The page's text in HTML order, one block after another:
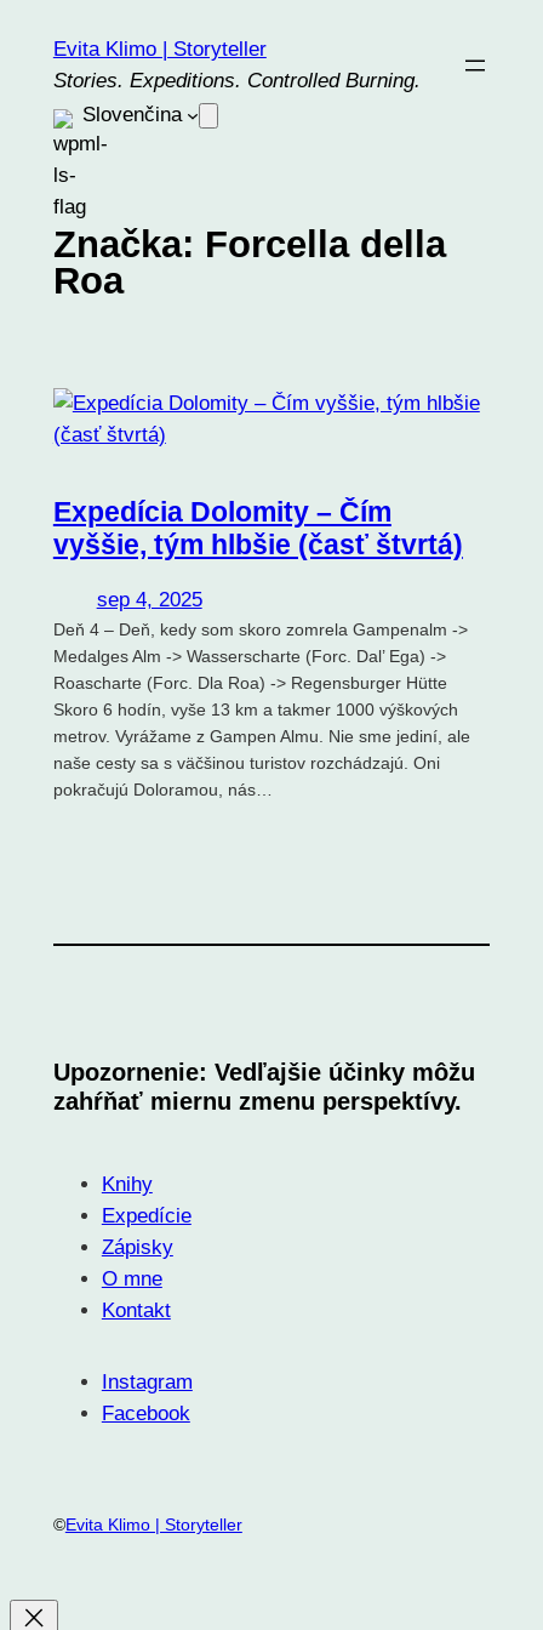
obsah
Evita Klimo | Storyteller
Stories. Expeditions. Controlled Burning.
Slovenčina
Značka: Forcella della
Roa
Expedícia Dolomity – Čím
vyššie, tým hlbšie (časť štvrtá)
sep 4, 2025
Deň 4 – Deň, kedy som skoro zomrela Gampenalm ->
Medalges Alm -> Wasserscharte (Forc. Dal’ Ega) ->
Roascharte (Forc. Dla Roa) -> Regensburger Hütte
Skoro 6 hodín, vyše 13 km a takmer 1000 výškových
metrov. Vyrážame z Gampen Almu. Nie sme jediní, ale
naše cesty sa s väčšinou turistov rozchádzajú. Oni
pokračujú Doloramou, nás…
Upozornenie: Vedľajšie účinky môžu
zahŕňať miernu zmenu perspektívy.
Knihy
Expedície
Zápisky
O mne
Kontakt
Instagram
Facebook
©Evita Klimo | Storyteller